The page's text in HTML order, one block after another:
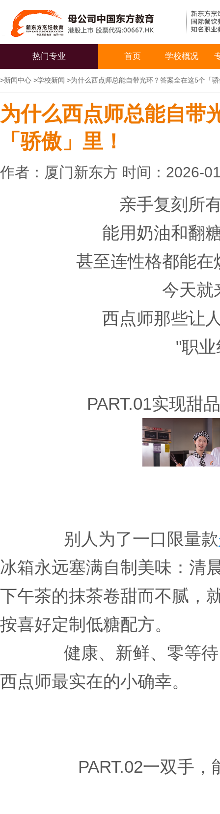
热门专业 首页 学校概况
>新闻中心 >学校新闻 >为什么西点师总能自带光环？答案全在这5个「
为什么西点师总能自带
「骄傲」里！
作者：厦门新东方 时间：2026-
亲手复刻所
能用奶油和翻
甚至连性格都能
今天就
西点师那些让
"职
PART.01实现甜
别人为了一口限量款
冰箱永远塞满自制美味：清
下午茶的抹茶卷甜而不腻，
按喜好定制低糖配方。
健康、新鲜、零等
西点师最实在的小确幸。
PART.02一双手